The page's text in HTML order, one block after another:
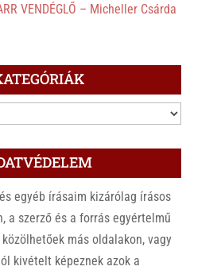
VENDÉGLŐ – Micheller Csárda
egyéb írásaim kizárólag írásos
a szerző és a forrás egyértelmű
más oldalakon, vagy
kivételt képeznek azok a